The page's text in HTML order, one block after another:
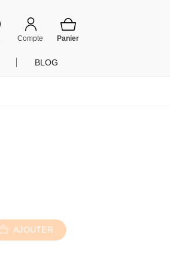
Compte
BLOG
AJOUTER